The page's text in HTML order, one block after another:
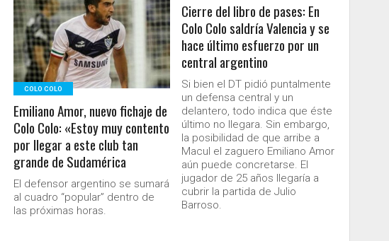
LEER MÁS
COLO COLO
Emiliano Amor, nuevo fichaje de
Colo Colo: «Estoy muy contento
por llegar a este club tan
grande de Sudamérica
El defensor argentino se sumará
al cuadro “popular” dentro de
las próximas horas.
Cierre del libro de pases: En
Colo Colo saldría Valencia y se
hace último esfuerzo por un
central argentino
Si bien el DT pidió puntalmente
un defensa central y un
delantero, todo indica que éste
último no llegara. Sin embargo,
la posibilidad de que arribe a
Macul el zaguero Emiliano Amor
aún puede concretarse. El
jugador de 25 años llegaría a
cubrir la partida de Julio
Barroso.